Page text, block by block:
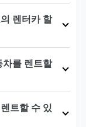
렌터카 할
를 렌트할
트할 수 있